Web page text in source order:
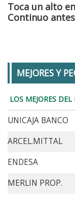
Toca un alto
Continuo
MEJORES Y
LOS MEJORES DEL
UNICAJA BANCO
ARCEL.MITTAL
ENDESA
MERLIN PROP.